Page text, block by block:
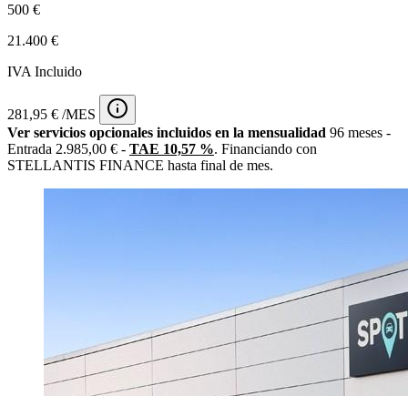
500 €
21.400 €
IVA Incluido
281,95 € /MES
Ver servicios opcionales incluidos en la mensualidad 96 meses -
Entrada 2.985,00 € - TAE 10,57 %. Financiando con
STELLANTIS FINANCE hasta final de mes.